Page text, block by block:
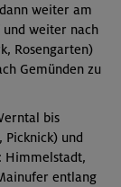
weiter am
und weiter nach
Rosengarten)
Gemünden zu
bis
Picknick) und
Himmelstadt,
entlang